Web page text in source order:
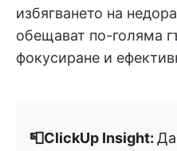
избягването на
обещават по-голяма
фокусиране и
📮ClickUp Insight: